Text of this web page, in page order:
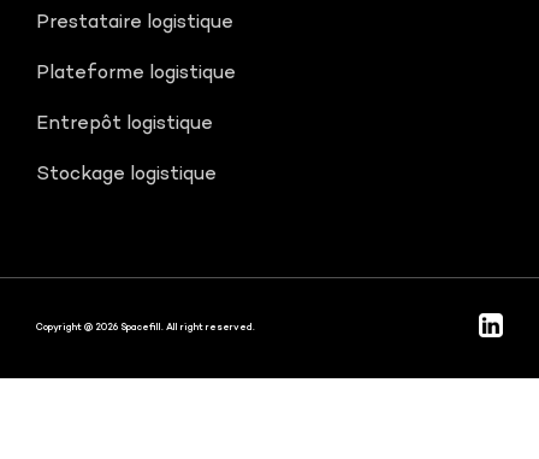
Prestataire logistique
Plateforme logistique
Entrepôt logistique
Stockage logistique
Copyright @ 2026 Spacefill. All right reserved.